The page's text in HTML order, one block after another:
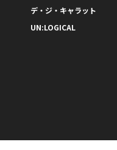
デ・ジ・キャラット
UN:LOGICAL